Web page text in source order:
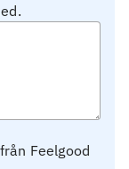
Feelgood